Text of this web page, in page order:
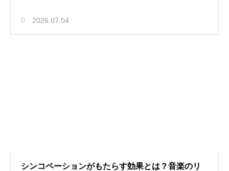
2026.07.04
シンコペーションがもたらす効果とは？音楽のリ